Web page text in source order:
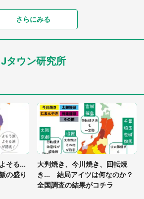
のにホラー」「事件性を感じる」 ふわふ
げると思って、あなたにこれをあげる」
ワする」「本当に気持ち悪い」 道端でバ
ってた〝野生の野菜〟に6.5万人戦慄
症の私は新幹線で大パニック。隣席の青
を繋いで』とお願いしたら...」 体験談に
さらにみる
Jタウン研究所
そる...
の盛り
大判焼き、今川焼き、回転焼
き... 結局アイツは何なのか？
全国調査の結果がコチラ